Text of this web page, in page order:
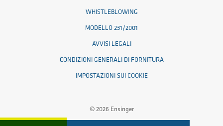
WHISTLEBLOWING
MODELLO 231/2001
AVVISI LEGALI
CONDIZIONI GENERALI DI FORNITURA
IMPOSTAZIONI SUI COOKIE
© 2026 Ensinger